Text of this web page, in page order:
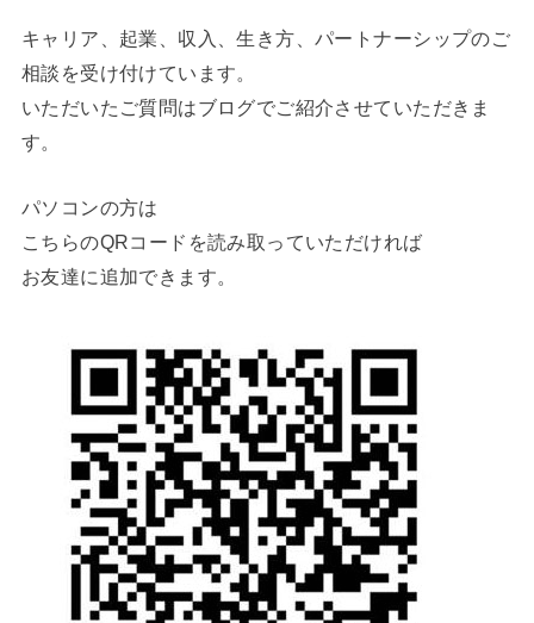
キャリア、起業、収入、生き方、パートナーシップのご
相談を受け付けています。
いただいたご質問はブログでご紹介させていただきま
す。
パソコンの方は
こちらのQRコードを読み取っていただければ
お友達に追加できます。